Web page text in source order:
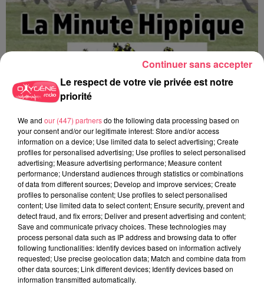
La minute Hippique - 08 08 2026
Le respect de votre vie privée est notre
priorité
We and our (447) partnersdo the following data processing based on
your consent and/or our legitimate interest: Store and/or access
information on a device; Use limited data to select advertising; Create
profiles for personalised advertising; Use profiles to select personalised
advertising; Measure advertising performance; Measure content
performance; Understand audiences through statistics or combinations
of data from different sources; Develop and improve services; Create
profiles to personalise content; Use profiles to select personalised
content; Use limited data to select content; Ensure security, prevent and
detect fraud, and fix errors; Deliver and present advertising and content;
Save and communicate privacy choices. These technologies may
process personal data such as IP address and browsing data to offer
following functionalities: Identify devices based on information actively
requested; Use precise geolocation data; Match and combine data from
other data sources; Link different devices; Identify devices based on
information transmitted automatically.
Continuer sans accepter